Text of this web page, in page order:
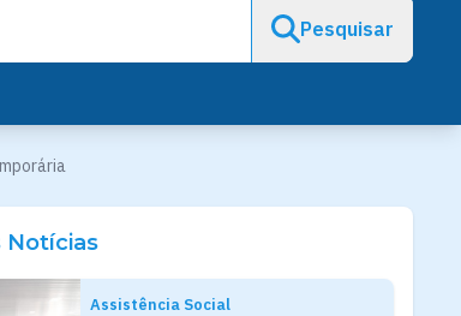
Pesquisar
Notícias
Assistência Social